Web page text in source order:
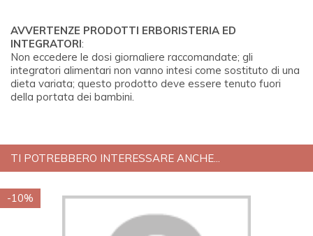
AVVERTENZE PRODOTTI ERBORISTERIA ED
INTEGRATORI:
Non eccedere le dosi giornaliere raccomandate; gli
integratori alimentari non vanno intesi come sostituto di una
dieta variata; questo prodotto deve essere tenuto fuori
della portata dei bambini.
TI POTREBBERO INTERESSARE ANCHE...
-10%